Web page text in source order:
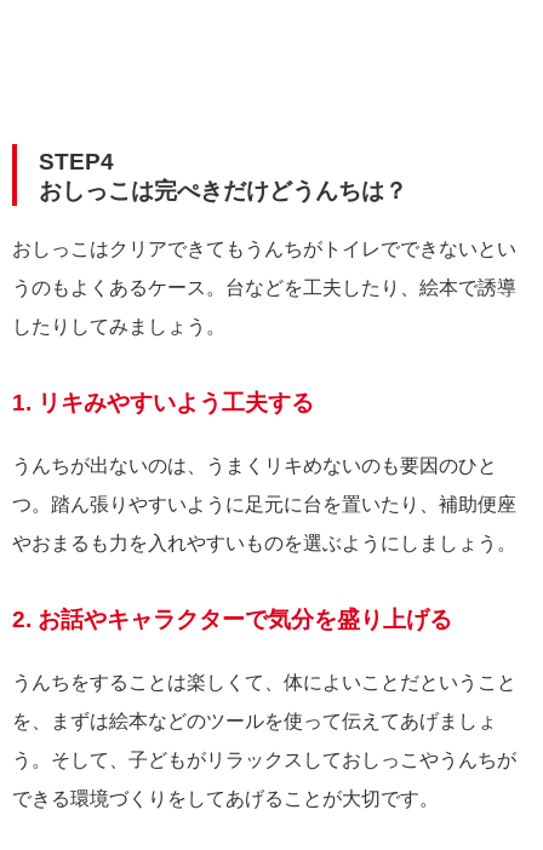
STEP4
おしっこは完ぺきだけどうんちは？
おしっこはクリアできてもうんちがトイレでできないとい
うのもよくあるケース。台などを工夫したり、絵本で誘導
したりしてみましょう。
1. リキみやすいよう工夫する
うんちが出ないのは、うまくリキめないのも要因のひと
つ。踏ん張りやすいように足元に台を置いたり、補助便座
やおまるも力を入れやすいものを選ぶようにしましょう。
2. お話やキャラクターで気分を盛り上げる
うんちをすることは楽しくて、体によいことだということ
を、まずは絵本などのツールを使って伝えてあげましょ
う。そして、子どもがリラックスしておしっこやうんちが
できる環境づくりをしてあげることが大切です。